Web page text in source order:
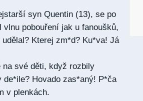
syn Quentin (13), se po
pobouření jak u fanoušků,
Kterej zm*d? Ku*va! Já
na své děti, když rozbily
Hovado zas*aný! P*ča
v plenkách.